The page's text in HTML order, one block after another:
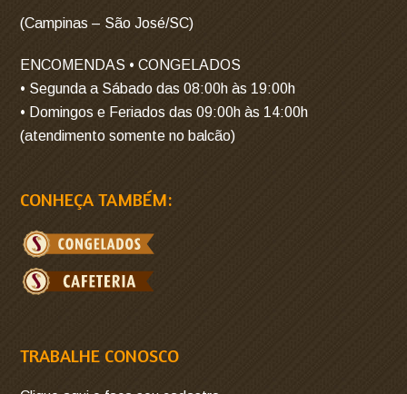
(Campinas – São José/SC)
ENCOMENDAS • CONGELADOS
• Segunda a Sábado das 08:00h às 19:00h
• Domingos e Feriados das 09:00h às 14:00h
(atendimento somente no balcão)
CONHEÇA TAMBÉM:
TRABALHE CONOSCO